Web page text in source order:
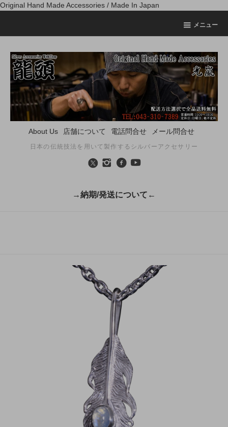
Original Hand Made Accessories / Made In Japan
メニュー
About Us 店舗について 電話問合せ メール問合せ
日本の伝統技法を用いて製作するシルバーアクセサリー
→納期/発送について←